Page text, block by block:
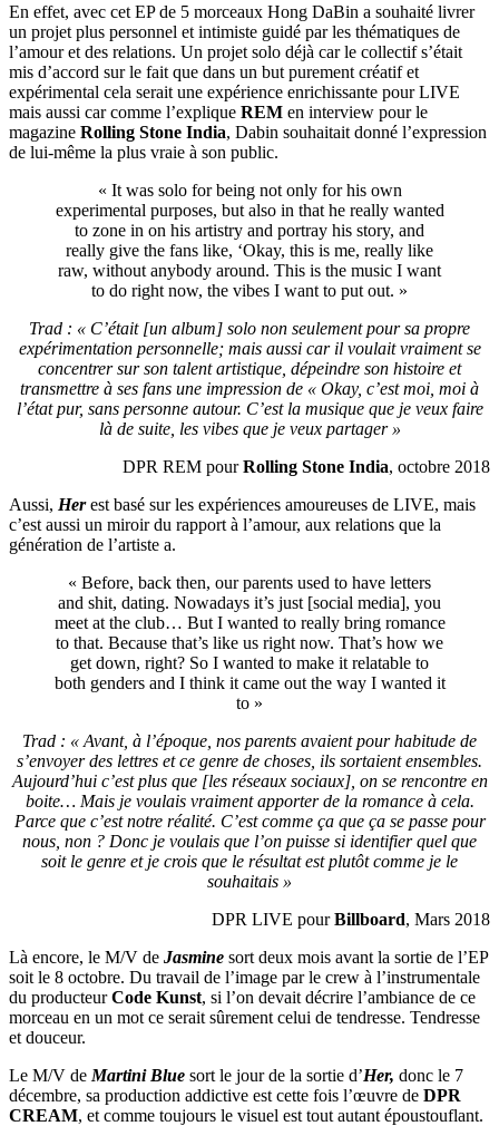
En effet, avec cet EP de 5 morceaux Hong DaBin a souhaité livrer
un projet plus personnel et intimiste guidé par les thématiques de
l’amour et des relations. Un projet solo déjà car le collectif s’était
mis d’accord sur le fait que dans un but purement créatif et
expérimental cela serait une expérience enrichissante pour LIVE
mais aussi car comme l’explique REM en interview pour le
magazine Rolling Stone India, Dabin souhaitait donné l’expression
de lui-même la plus vraie à son public.
« It was solo for being not only for his own
experimental purposes, but also in that he really wanted
to zone in on his artistry and portray his story, and
really give the fans like, ‘Okay, this is me, really like
raw, without anybody around. This is the music I want
to do right now, the vibes I want to put out. »
Trad : « C’était [un album] solo non seulement pour sa propre
expérimentation personnelle; mais aussi car il voulait vraiment se
concentrer sur son talent artistique, dépeindre son histoire et
transmettre à ses fans une impression de « Okay, c’est moi, moi à
l’état pur, sans personne autour. C’est la musique que je veux faire
là de suite, les vibes que je veux partager »
DPR REM pourRolling Stone India, octobre 2018
Aussi, Herest basé sur les expériences amoureuses de LIVE, mais
c’est aussi un miroir du rapport à l’amour, aux relations que la
génération de l’artiste a.
« Before, back then, our parents used to have letters
and shit, dating. Nowadays it’s just [social media], you
meet at the club… But I wanted to really bring romance
to that. Because that’s like us right now. That’s how we
get down, right? So I wanted to make it relatable to
both genders and I think it came out the way I wanted it
to »
Trad : « Avant, à l’époque, nos parents avaient pour habitude de
s’envoyer des lettres et ce genre de choses, ils sortaient ensembles.
Aujourd’hui c’est plus que [les réseaux sociaux], on se rencontre en
boite… Mais je voulais vraiment apporter de la romance à cela.
Parce que c’est notre réalité. C’est comme ça que ça se passe pour
nous, non ? Donc je voulais que l’on puisse si identifier quel que
soit le genre et je crois que le résultat est plutôt comme je le
souhaitais »
DPR LIVE pourBillboard, Mars 2018
Là encore, le M/V de Jasmine sort deux mois avant la sortie de l’EP
soit le 8 octobre. Du travail de l’image par le crew à l’instrumentale
du producteurCode Kunst, si l’on devait décrire l’ambiance de ce
morceau en un mot ce serait sûrement celui de tendresse. Tendresse
et douceur.
Le M/V de Martini Blue sort le jour de la sortie d’Her, donc le 7
décembre, sa production addictive est cette fois l’œuvre de DPR
CREAM, et comme toujours le visuel est tout autant époustouflant.